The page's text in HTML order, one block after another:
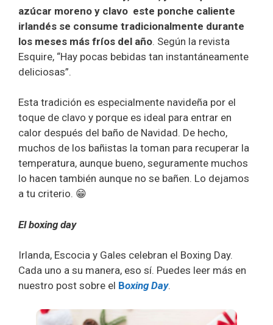
azúcar moreno y clavo este ponche caliente
irlandés se consume tradicionalmente durante
los meses más fríos del año. Según la revista
Esquire, “Hay pocas bebidas tan instantáneamente
deliciosas”.
Esta tradición es especialmente navideña por el
toque de clavo y porque es ideal para entrar en
calor después del baño de Navidad. De hecho,
muchos de los bañistas la toman para recuperar la
temperatura, aunque bueno, seguramente muchos
lo hacen también aunque no se bañen. Lo dejamos
a tu criterio. 😁
El boxing day
Irlanda, Escocia y Gales celebran el Boxing Day.
Cada uno a su manera, eso sí. Puedes leer más en
nuestro post sobre el Boxing Day.